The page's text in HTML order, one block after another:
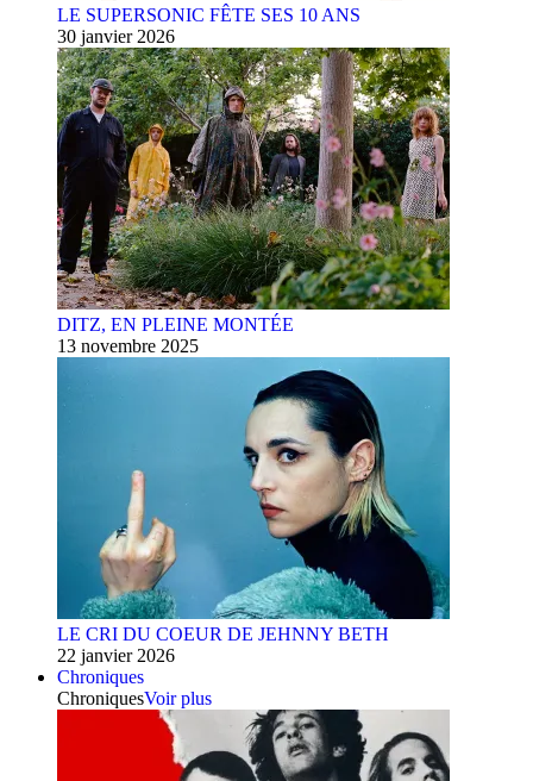
LE SUPERSONIC FÊTE SES 10 ANS
30 janvier 2026
DITZ, EN PLEINE MONTÉE
13 novembre 2025
LE CRI DU COEUR DE JEHNNY BETH
22 janvier 2026
Chroniques
ChroniquesVoir plus